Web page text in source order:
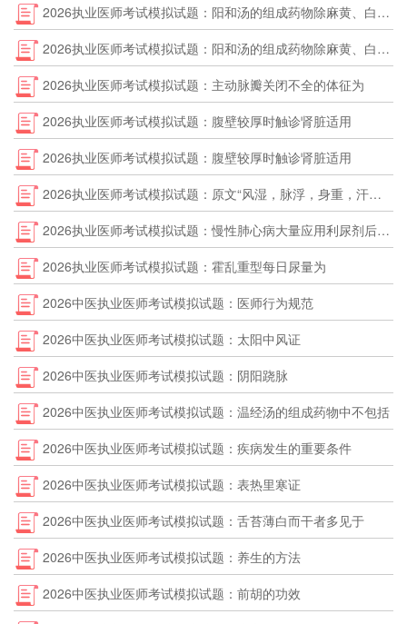
2026执业医师考试模拟试题：阳和汤的组成药物除麻黄、白芥子外，其余是
2026执业医师考试模拟试题：阳和汤的组成药物除麻黄、白芥子外，其余是
2026执业医师考试模拟试题：主动脉瓣关闭不全的体征为
2026执业医师考试模拟试题：腹壁较厚时触诊肾脏适用
2026执业医师考试模拟试题：腹壁较厚时触诊肾脏适用
2026执业医师考试模拟试题：原文“风湿，脉浮，身重，汗出，恶风者”治宜选用
2026执业医师考试模拟试题：慢性肺心病大量应用利尿剂后易出现的是
2026执业医师考试模拟试题：霍乱重型每日尿量为
2026中医执业医师考试模拟试题：医师行为规范
2026中医执业医师考试模拟试题：太阳中风证
2026中医执业医师考试模拟试题：阴阳跷脉
2026中医执业医师考试模拟试题：温经汤的组成药物中不包括
2026中医执业医师考试模拟试题：疾病发生的重要条件
2026中医执业医师考试模拟试题：表热里寒证
2026中医执业医师考试模拟试题：舌苔薄白而干者多见于
2026中医执业医师考试模拟试题：养生的方法
2026中医执业医师考试模拟试题：前胡的功效